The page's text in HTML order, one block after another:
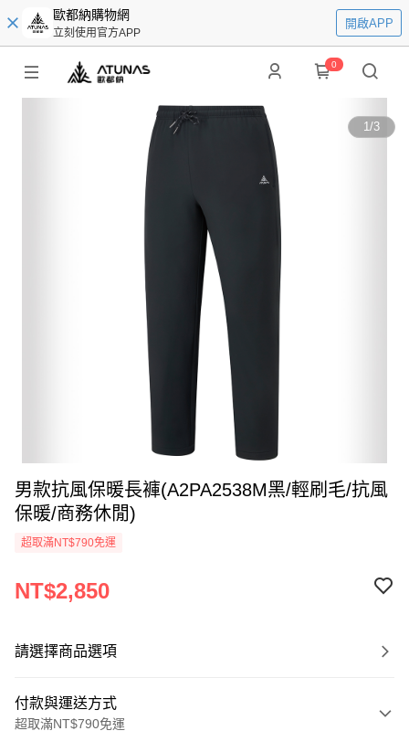
歐都納購物網
立刻使用官方APP
開啟APP
0
1/3
男款抗風保暖長褲(A2PA2538M黑/輕刷毛/抗風
保暖/商務休閒)
超取滿NT$790免運
NT$2,850
請選擇商品選項
付款與運送方式
超取滿NT$790免運